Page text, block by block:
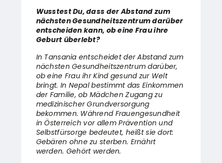
Wusstest Du, dass der Abstand zum
nächsten Gesundheitszentrum darüber
entscheiden kann, ob eine Frau ihre
Geburt überlebt?
In Tansania entscheidet der Abstand zum
nächsten Gesundheitszentrum darüber,
ob eine Frau ihr Kind gesund zur Welt
bringt. In Nepal bestimmt das Einkommen
der Familie, ob Mädchen Zugang zu
medizinischer Grundversorgung
bekommen. Während Frauengesundheit
in Österreich vor allem Prävention und
Selbstfürsorge bedeutet, heißt sie dort:
Gebären ohne zu sterben. Ernährt
werden. Gehört werden.